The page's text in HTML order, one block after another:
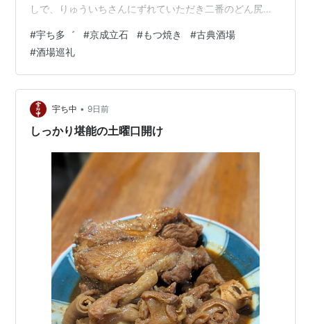
しで、りゅういちさんにずれていただき二番のどん尻に
って、煮込みでスタートです。 終わりがけの煮詰まった
感じの煮込み、アツアツで美味しいですねえ。平らげ
て、生姜ない大根お酢だけをいただきます。 後から
lawyer_H本さん、桜台二郎のI田さん。レバ薄塩が焼けて
きました。 アツアツの焼きたてレバ薄塩をハフハフとい
ただきます。美味しいですね…
#宇ち多゛ #京成立石 #もつ焼き #古典酒場
#酒場巡礼
宇ち中 • 9日前
しっかり堪能の土曜口開け